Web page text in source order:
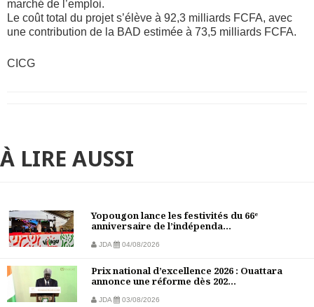
marché de l’emploi.
Le coût total du projet s’élève à 92,3 milliards FCFA, avec
une contribution de la BAD estimée à 73,5 milliards FCFA.
CICG
À LIRE AUSSI
Yopougon lance les festivités du 66ᵉ
anniversaire de l’indépenda...
JDA 04/08/2026
Prix national d’excellence 2026 : Ouattara
annonce une réforme dès 202...
JDA 03/08/2026